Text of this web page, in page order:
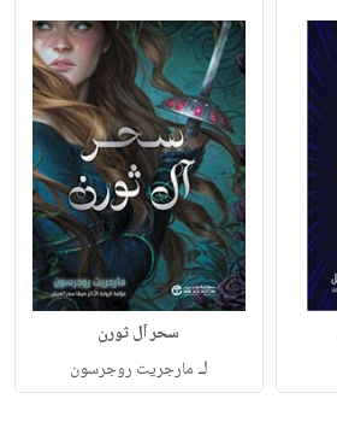
سحر آل ثورن
لـ مارجريت روجرسون